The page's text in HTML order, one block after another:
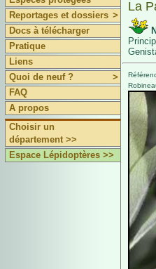
Reportages et dossiers >
Docs à télécharger
Pratique
Liens
Quoi de neuf ?
>
FAQ
A propos
Choisir un
département >>
Espace Lépidoptères >>
La